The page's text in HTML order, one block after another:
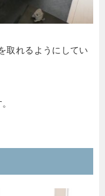
取れるようにしてい